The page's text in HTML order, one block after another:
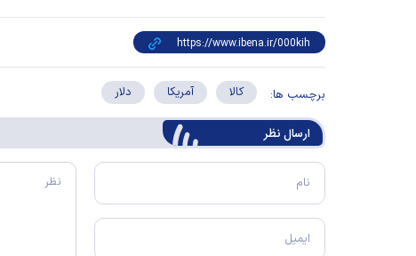
برچسب ها: کالا آمریکا دلار
ارسال‌ نظر